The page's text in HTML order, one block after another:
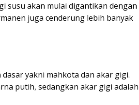
susu akan mulai digantikan dengan
juga cenderung lebih banyak
yakni mahkota dan akar gigi.
putih, sedangkan akar gigi adalah